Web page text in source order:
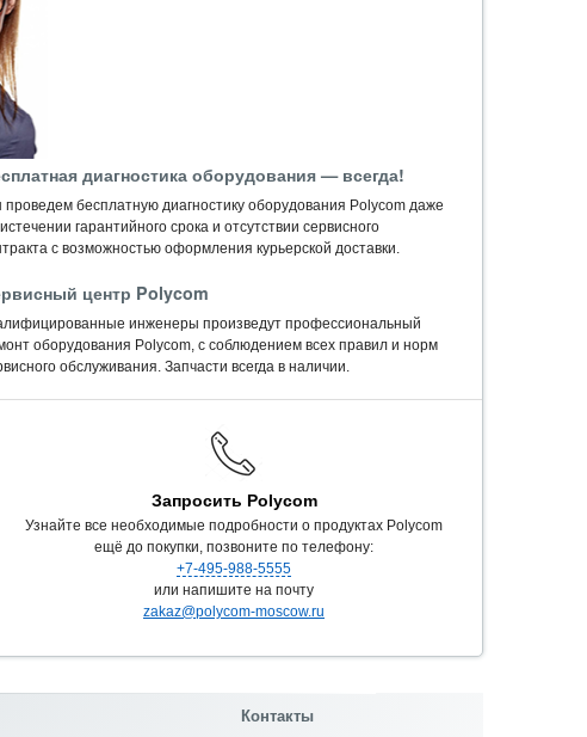
диагностика оборудования — всегда!
бесплатную диагностику оборудования Polycom даже
гарантийного срока и отсутствии сервисного
с возможностью оформления курьерской доставки.
центр Polycom
инженеры произведут профессиональный
оборудования Polycom, c соблюдением всех правил и норм
обслуживания. Запчасти всегда в наличии.
Запросить Polycom
Узнайте все необходимые подробности о продуктах Polycom
ещё до покупки, позвоните по телефону:
+7-495-988-5555
или напишите на почту
zakaz@polycom-moscow.ru
Контакты